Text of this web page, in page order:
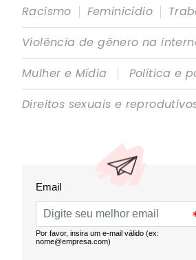
Racismo | Feminicídio |
Violência de gênero na
Mulher e Mídia
|
Política e
Direitos sexuais e